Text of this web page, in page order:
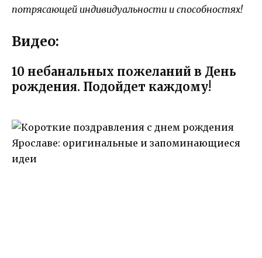
потрясающей индивидуальности и способностях!
Видео:
10 небанальных пожеланий в День
рождения. Подойдет каждому!